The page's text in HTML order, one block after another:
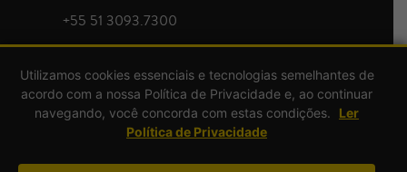
+55 51 3093.7300
Utilizamos cookies essenciais e tecnologias semelhantes de
acordo com a nossa Política de Privacidade e, ao continuar
navegando, você concorda com estas condições.
Ler
Política de Privacidade